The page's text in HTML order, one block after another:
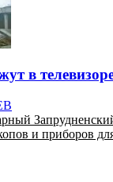
в
и приборов